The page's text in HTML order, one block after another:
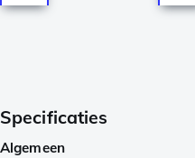
Specificaties
Algemeen